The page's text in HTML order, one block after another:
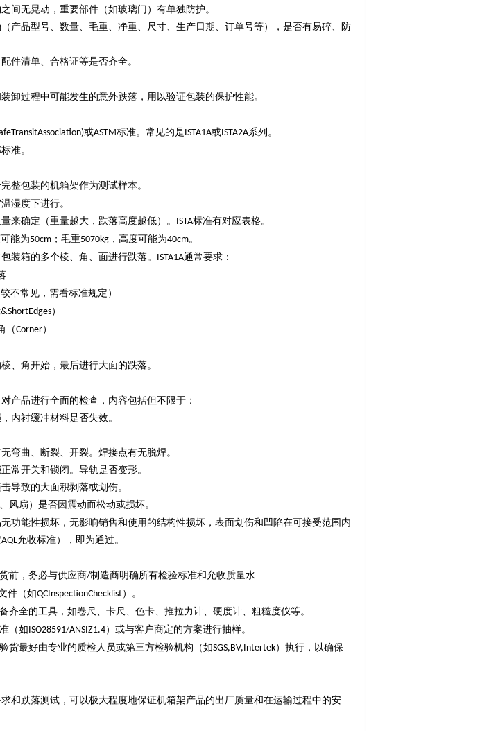
间无晃动，重要部件（如玻璃门）有单独防护。
产品型号、数量、毛重、净重、尺寸、生产日期、订单号等），是否有易碎、防
件清单、合格证等是否齐全。
卸过程中可能发生的意外跌落，用以验证包装的保护性能。
或ASTM标准。常见的是ISTA1A或ISTA2A系列。
准。
整包装的机箱架作为测试样本。
湿度下进行。
来确定（重量越大，跌落高度越低）。 ISTA标准有对应表格。
可能为50cm ；毛重5070kg ，高度可能为40cm。
装箱的多个棱、角、面进行跌落。 ISTA1A通常要求：
不常见，需看标准规定）
）
（Corner）
、角开始，最后进行大面的跌落。
产品进行全面的检查，内容包括但不限于：
内衬缓冲材料是否失效。
弯曲、断裂、开裂。焊接点有无脱焊。
常开关和锁闭。导轨是否变形。
导致的大面积剥落或划伤。
、风扇）是否因震动而松动或损坏。
功能性损坏，无影响销售和使用的结构性损坏，表面划伤和凹陷在可接受范围内
AQL允收标准），即为通过。
前，务必与供应商/制造商明确所有检验标准和允收质量水
件（如QCInspectionChecklist）。
齐全的工具，如卷尺、卡尺、色卡、推拉力计、硬度计、粗糙度仪等。
（如ISO28591/ANSIZ1.4）或与客户商定的方案进行抽样。
货最好由专业的质检人员或第三方检验机构（如SGS,BV,Intertek）执行，以确保
和跌落测试，可以极大程度地保证机箱架产品的出厂质量和在运输过程中的安